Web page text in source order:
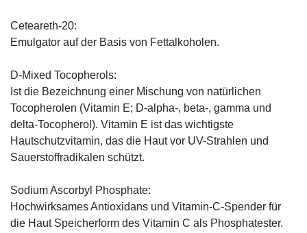
Ceteareth-20:
Emulgator auf der Basis von Fettalkoholen.
D-Mixed Tocopherols:
Ist die Bezeichnung einer Mischung von natürlichen
Tocopherolen (Vitamin E; D-alpha-, beta-, gamma und
delta-Tocopherol). Vitamin E ist das wichtigste
Hautschutzvitamin, das die Haut vor UV-Strahlen und
Sauerstoffradikalen schützt.
Sodium Ascorbyl Phosphate:
Hochwirksames Antioxidans und Vitamin-C-Spender für
die Haut Speicherform des Vitamin C als Phosphatester.